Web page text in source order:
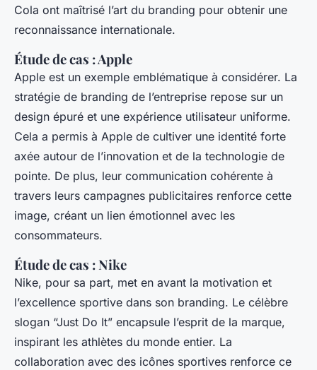
Cola ont maîtrisé l’art du branding pour obtenir une
reconnaissance internationale.
Étude de cas : Apple
Apple est un exemple emblématique à considérer. La
stratégie de branding de l’entreprise repose sur un
design épuré et une expérience utilisateur uniforme.
Cela a permis à Apple de cultiver une identité forte
axée autour de l’innovation et de la technologie de
pointe. De plus, leur communication cohérente à
travers leurs campagnes publicitaires renforce cette
image, créant un lien émotionnel avec les
consommateurs.
Étude de cas : Nike
Nike, pour sa part, met en avant la motivation et
l’excellence sportive dans son branding. Le célèbre
slogan “Just Do It” encapsule l’esprit de la marque,
inspirant les athlètes du monde entier. La
collaboration avec des icônes sportives renforce ce